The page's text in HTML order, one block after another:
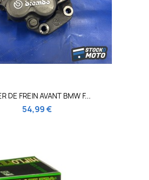
DE FREIN AVANT BMW F...
54,99 €